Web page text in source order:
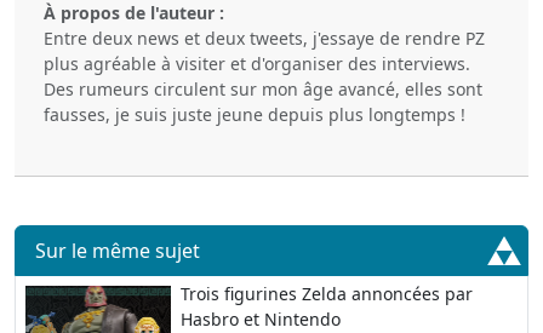
À propos de l'auteur :
Entre deux news et deux tweets, j'essaye de rendre PZ
plus agréable à visiter et d'organiser des interviews.
Des rumeurs circulent sur mon âge avancé, elles sont
fausses, je suis juste jeune depuis plus longtemps !
Sur le même sujet
Trois figurines Zelda annoncées par
Hasbro et Nintendo